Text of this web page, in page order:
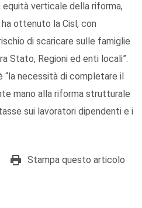
verticale della riforma,
ottenuto la Cisl, con
di scaricare sulle famiglie
Stato, Regioni ed enti locali”.
“la necessità di completare il
mano alla riforma strutturale
sui lavoratori dipendenti e i
Stampa questo articolo